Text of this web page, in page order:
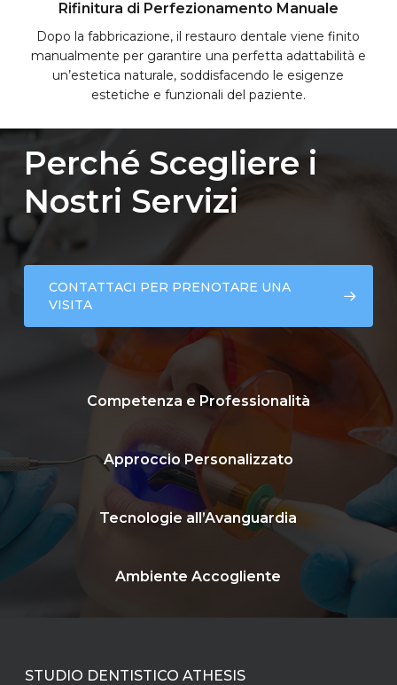
Rifinitura di Perfezionamento Manuale
Dopo la fabbricazione, il restauro dentale viene finito
manualmente per garantire una perfetta adattabilità e
un’estetica naturale, soddisfacendo le esigenze
estetiche e funzionali del paziente.
Perché Scegliere i
Nostri Servizi
CONTATTACI PER PRENOTARE UNA
VISITA
Competenza e Professionalità
Approccio Personalizzato
Tecnologie all’Avanguardia
Ambiente Accogliente
STUDIO DENTISTICO ATHESIS